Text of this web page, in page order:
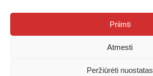
Priimti
Atmesti
Peržiūrėti nuostatas